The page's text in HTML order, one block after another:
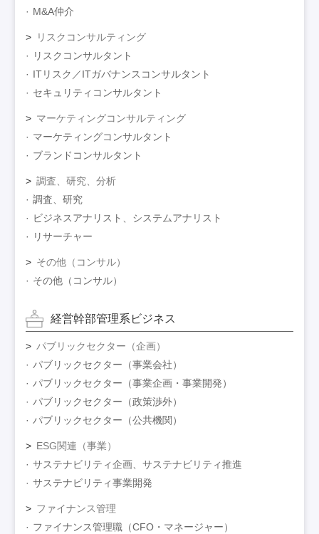
M&A仲介
リスクコンサルティング
リスクコンサルタント
ITリスク／ITガバナンスコンサルタント
セキュリティコンサルタント
マーケティングコンサルティング
マーケティングコンサルタント
ブランドコンサルタント
調査、研究、分析
調査、研究
ビジネスアナリスト、システムアナリスト
リサーチャー
その他（コンサル）
その他（コンサル）
経営幹部管理系ビジネス
パブリックセクター（企画）
パブリックセクター（事業会社）
パブリックセクター（事業企画・事業開発）
パブリックセクター（政策渉外）
パブリックセクター（公共機関）
ESG関連（事業）
サステナビリティ企画、サステナビリティ推進
サステナビリティ事業開発
ファイナンス管理
ファイナンス管理職（CFO・マネージャー）